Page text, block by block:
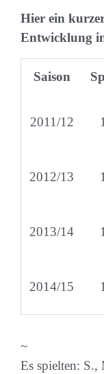
Hier ein
Entwicklung
Saison
2011/12
2012/13
2013/14
2014/15
~
Es spielten: